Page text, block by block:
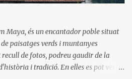
Maya, és un encantador poble situat
paisatges verds i muntanyes
de fotos, podreu gaudir de la
i tradició. En elles es pot veure